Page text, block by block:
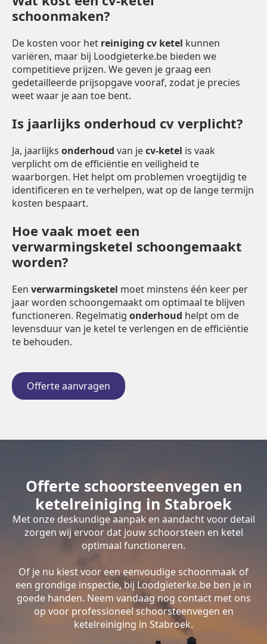
schoonmaken?
De kosten voor het reiniging cv ketel kunnen
variëren, maar bij Loodgieterke.be bieden we
competitieve prijzen. We geven je graag een
gedetailleerde prijsopgave vooraf, zodat je precies
weet waar je aan toe bent.
Is jaarlijks onderhoud cv verplicht?
Ja, jaarlijks onderhoud van jecv-ketel is vaak
verplicht om de efficiëntie en veiligheid te
waarborgen. Het helpt om problemen vroegtijdig te
identificeren en te verhelpen, wat op de lange termijn
kosten bespaart.
Hoe vaak moet een
verwarmingsketel schoongemaakt
worden?
Een verwarmingsketel moet minstens één keer per
jaar worden schoongemaakt om optimaal te blijven
functioneren. Regelmatig onderhoud helpt om de
levensduur van je ketel te verlengen en de efficiëntie
te behouden.
Offerte aanvragen
Offerte schoorsteenvegen en
ketelreiniging in Stabroek
Met onze deskundige aanpak en aandacht voor detail
zorgen wij ervoor dat jouw schoorsteen en ketel
optimaal functioneren.
Of je nu kiest voor een eenvoudige schoonmaak of
een grondige inspectie, bij Loodgieterke.be ben je in
goede handen. Neem vandaag nog contact met ons
op voor professioneel schoorsteenvegen en
ketelreiniging in Stabroek.